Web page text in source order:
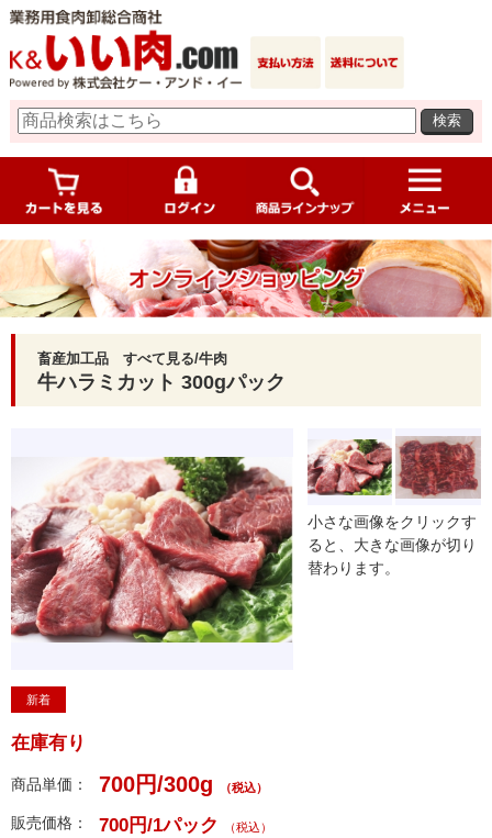
検索
畜産加工品 すべて見る/牛肉
牛ハラミカット 300gパック
小さな画像をクリックす
ると、大きな画像が切り
替わります。
新着
在庫有り
商品単価： 700円/300g （税込）
販売価格： 700円/1パック （税込）